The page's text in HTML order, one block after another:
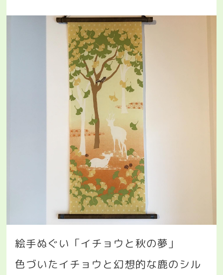
絵手ぬぐい「イチョウと秋の夢」
色づいたイチョウと幻想的な鹿のシル